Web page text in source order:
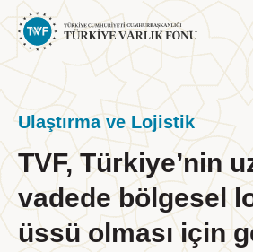
Hakkımızda
Genel Bilgiler
Yol Haritamız
Ulaştırma ve Lojistik
TVF, Türkiye’nin
vadede bölgesel
üssü olması için